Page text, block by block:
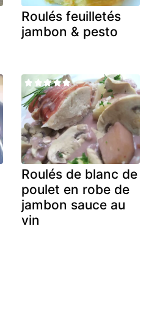
Roulés feuilletés
jambon & pesto
Roulés de blanc de
poulet en robe de
jambon sauce au
vin